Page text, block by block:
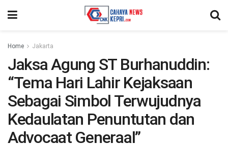
Home Jakarta
Jaksa Agung ST Burhanuddin:
“Tema Hari Lahir Kejaksaan
Sebagai Simbol Terwujudnya
Kedaulatan Penuntutan dan
Advocaat Generaal”